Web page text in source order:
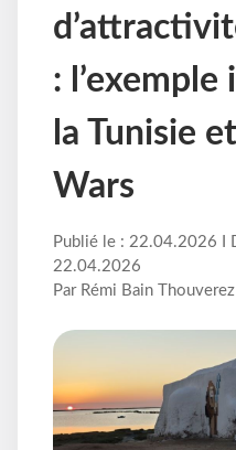
:
la Tunisie
Wars
Publié le : 22.04.2026 I
22.04.2026
Par Rémi Bain Thouverez